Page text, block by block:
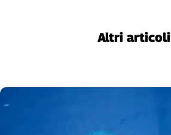
Altri articoli